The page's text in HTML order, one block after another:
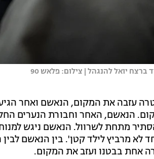
יואל להנגהל | צילום: פלאש 90
עזבה את המקום, הנאשם ואחר
הנאשם, האחר וחבורת הנערים
מתחת לשרוול. הנאשם ניגש
לא מרביץ לילד קטן'. בין הנאשם
אחת בבטנו ועזב את המקום.